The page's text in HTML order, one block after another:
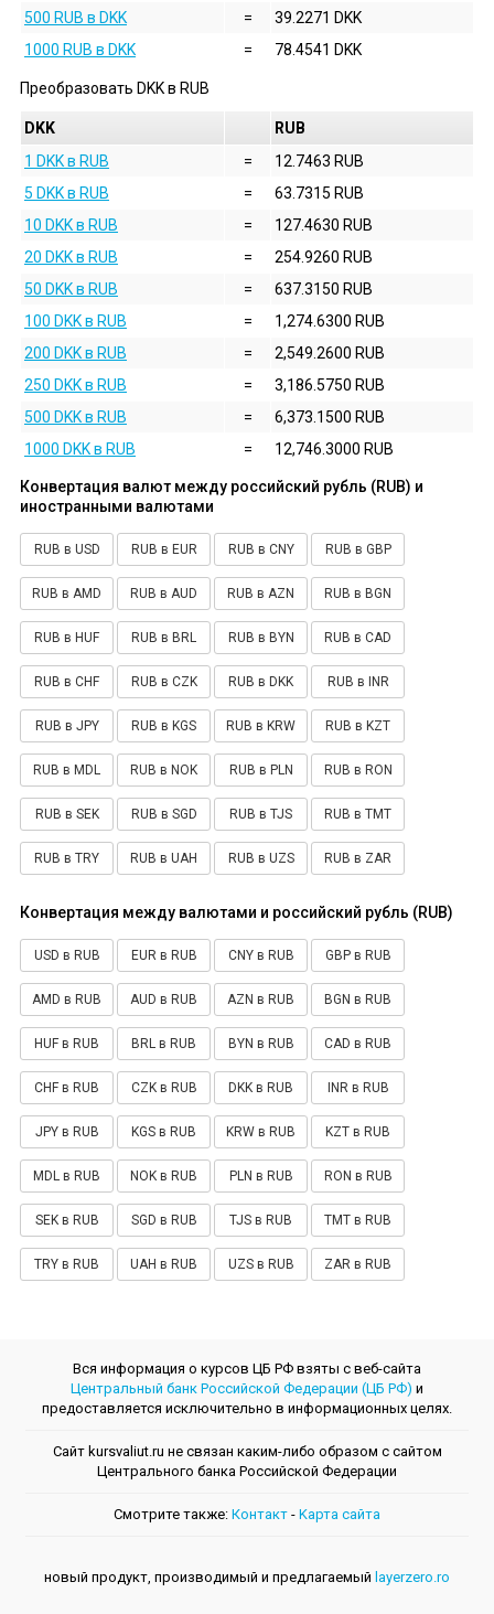
500 RUB в DKK
=
39.2271 DKK
1000 RUB в DKK
= 78.4541 DKK
Преобразовать DKKв RUB
DKK
RUB
1 DKK в RUB
=
12.7463 RUB
5 DKK в RUB
=
63.7315 RUB
10 DKK в RUB
=
127.4630 RUB
20 DKK в RUB
=
254.9260 RUB
50 DKK в RUB
=
637.3150 RUB
100 DKK в RUB
=
1,274.6300 RUB
200 DKK в RUB
=
2,549.2600 RUB
250 DKK в RUB
=
3,186.5750 RUB
500 DKK в RUB
=
6,373.1500 RUB
1000 DKK в RUB
= 12,746.3000 RUB
Конвертация валют между российский рубль (RUB) и
иностранными валютами
RUB в USD RUB в EUR RUB в CNY RUB в GBP
RUB в AMD RUB в AUD RUB в AZN RUB в BGN
RUB в HUF RUB в BRL RUB в BYN RUB в CAD
RUB в CHF RUB в CZK RUB в DKK RUB в INR
RUB в JPY RUB в KGS RUB в KRW RUB в KZT
RUB в MDL RUB в NOK RUB в PLN RUB в RON
RUB в SEK RUB в SGD RUB в TJS RUB в TMT
RUB в TRY RUB в UAH RUB в UZS RUB в ZAR
Конвертация между валютами и российский рубль (RUB)
USD в RUB EUR в RUB CNY в RUB GBP в RUB
AMD в RUB AUD в RUB AZN в RUB BGN в RUB
HUF в RUB BRL в RUB BYN в RUB CAD в RUB
CHF в RUB CZK в RUB DKK в RUB INR в RUB
JPY в RUB KGS в RUB KRW в RUB KZT в RUB
MDL в RUB NOK в RUB PLN в RUB RON в RUB
SEK в RUB SGD в RUB TJS в RUB TMT в RUB
TRY в RUB UAH в RUB UZS в RUB ZAR в RUB
Вся информация о курсов ЦБ РФ взяты с веб-сайта
Центральный банк Российской Федерации (ЦБ РФ) и
предоставляется исключительно в информационных целях.
Сайт kursvaliut.ru не связан каким-либо образом с сайтом
Центрального банкa Российской Федерации
Смотрите также: Контакт - Kарта сайта
новый продукт, производимый и предлагаемый layerzero.ro